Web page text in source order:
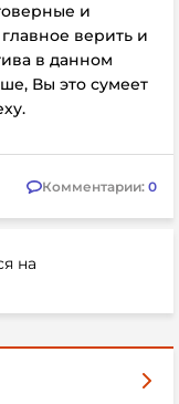
и
верить и
в данном
Вы это сумеет
Комментарии: 0
на